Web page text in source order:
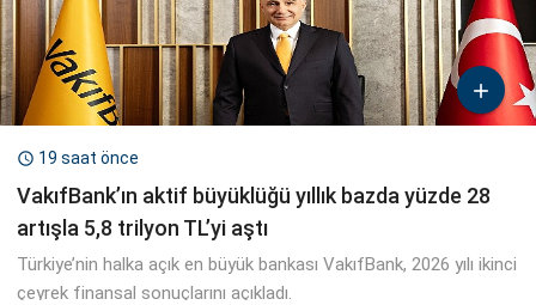

 19 saat önce
VakıfBank’ın aktif büyüklüğü yıllık bazda yüzde 28
artışla 5,8 trilyon TL’yi aştı
Türkiye’nin halka açık en büyük bankası VakıfBank, 2026 yılı ikinci
çeyrek finansal sonuçlarını açıkladı.